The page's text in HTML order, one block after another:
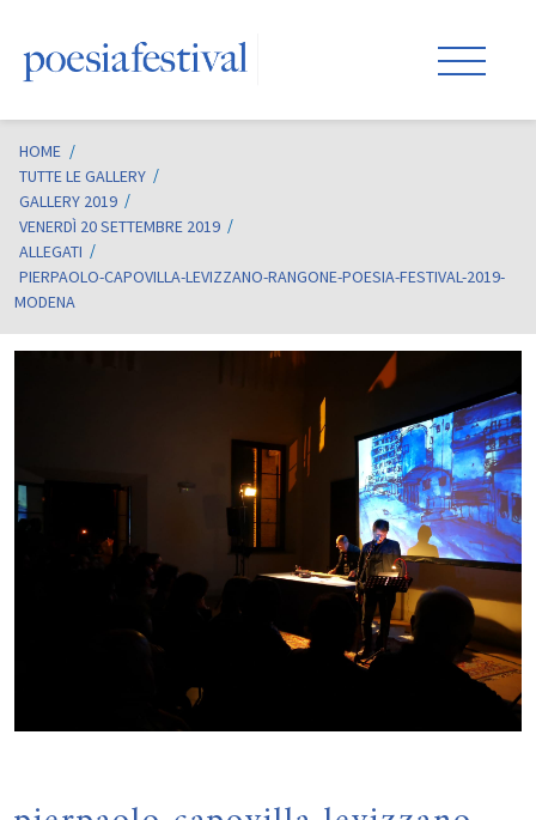
HOME /
TUTTE LE GALLERY
GALLERY 2019
VENERDÌ 20 SETTEMBRE 2019
ALLEGATI
PIERPAOLO-CAPOVILLA-LEVIZZANO-RANGONE-POESIA-FESTIVAL-2019-
MODENA